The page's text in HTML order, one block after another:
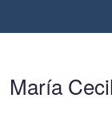
María